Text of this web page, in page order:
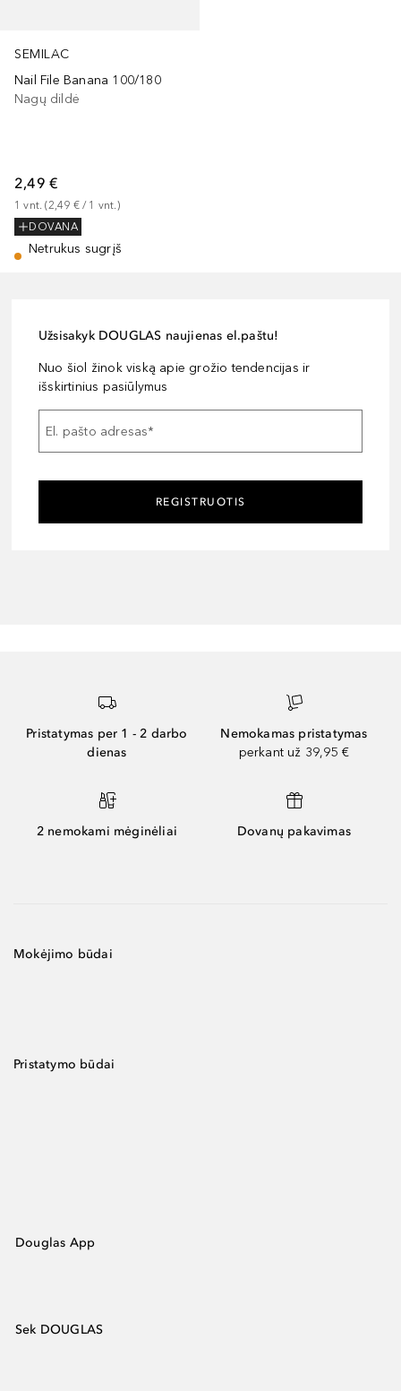
SEMILAC
Nail File Banana 100/180
Nagų dildė
2,49 €
1 vnt. (2,49 € / 1 vnt.)
DOVANA
Netrukus sugrįš
Užsisakyk DOUGLAS naujienas el.paštu!
Nuo šiol žinok viską apie grožio tendencijas ir
išskirtinius pasiūlymus
El. pašto adresas*
REGISTRUOTIS
Pristatymas per 1 - 2 darbo
dienas
Nemokamas pristatymas
perkant už 39,95 €
2 nemokami mėginėliai Dovanų pakavimas
Mokėjimo būdai
Pristatymo būdai
Douglas App
Sek DOUGLAS